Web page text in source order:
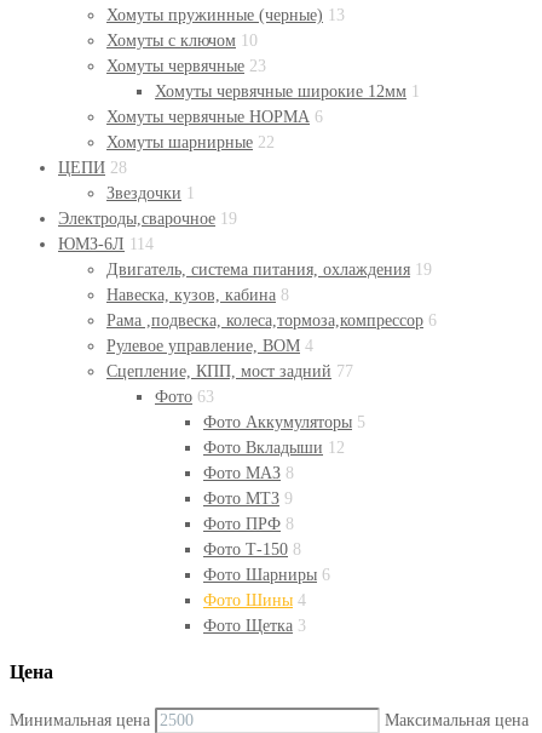
Хомуты пружинные (черные) 13
Хомуты с ключом 10
Хомуты червячные 23
Хомуты червячные широкие 12мм 1
Хомуты червячные НОРМА 6
Хомуты шарнирные 22
ЦЕПИ 28
Звездочки 1
Электроды,сварочное 19
ЮМЗ-6Л 114
Двигатель, система питания, охлаждения 19
Навеска, кузов, кабина 8
Рама ,подвеска, колеса,тормоза,компрессор 6
Рулевое управление, ВОМ 4
Сцепление, КПП, мост задний 77
Фото 63
Фото Аккумуляторы 5
Фото Вкладыши 12
Фото МАЗ 8
Фото МТЗ 9
Фото ПРФ 8
Фото Т-150 8
Фото Шарниры 6
Фото Шины 4
Фото Щетка 3
Цена
Минимальная цена
Максимальная цена